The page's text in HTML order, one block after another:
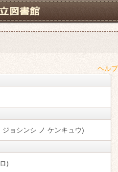
ヘルプ
ョシンシ ノ ケンキュウ)
)